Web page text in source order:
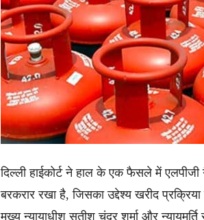
दिल्ली हाईकोर्ट ने हाल के एक फैसले में एलपीजी
बरकरार रखा है, जिसका उद्देश्य खरीद
मुख्य न्यायाधीश सतीश चंद्र शर्मा और